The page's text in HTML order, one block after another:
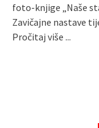
foto-knjige „Naše
Zavičajne nastave
Pročitaj više ...